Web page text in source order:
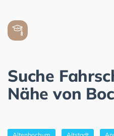
Suche
Nähe von